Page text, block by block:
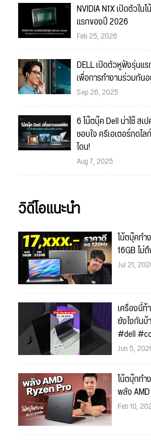
NVIDIA N1X เปิดตัวใน
แรกของปี 2026
Feb 25, 2026
DELL เปิดตัวหูฟังรุ่นแ
เพื่อการทำงานร่วมกัน
Sep 26, 2025
6 โน๊ตบุ๊ค Dell น่าใช้ ส
ชอบใจ ครีเอเตอร์กดไ
โดน!
Aug 7, 2025
วิดีโอแนะนำ
โน้ตบุ๊คทำ
16GB ไม่
Jul 21,
เครื่องนี้ท้
ยังไงกันบ้
#dell
Jun 5,
โน้ตบุ๊กทำ
พลัง
Feb 10,